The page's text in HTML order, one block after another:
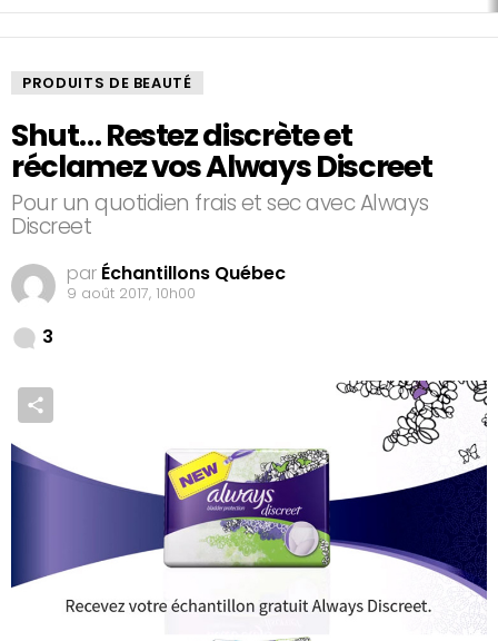
PRODUITS DE BEAUTÉ
Shut… Restez discrète et
réclamez vos Always Discreet
Pour un quotidien frais et sec avec Always
Discreet
par Échantillons Québec
9 août 2017, 10h00
3